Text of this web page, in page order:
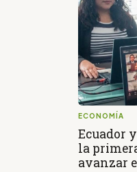
ECONOMÍA
Ecuador
la
avanzar